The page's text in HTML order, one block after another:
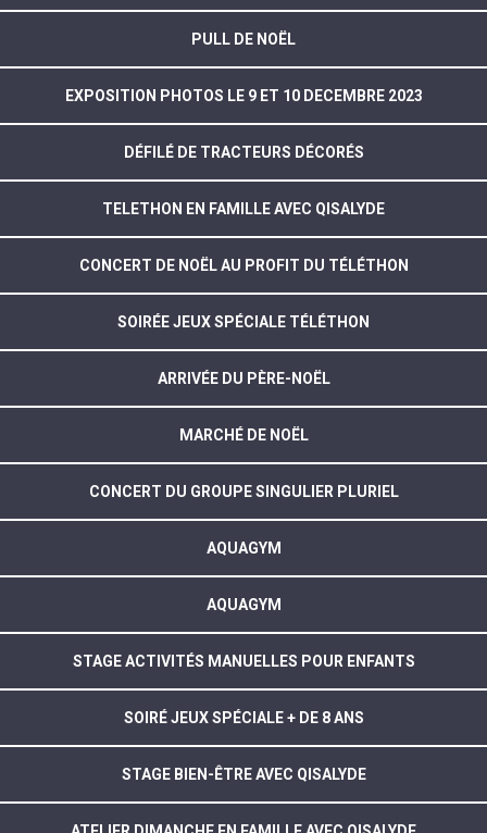
PULL DE NOËL
EXPOSITION PHOTOS LE 9 ET 10 DECEMBRE 2023
DÉFILÉ DE TRACTEURS DÉCORÉS
TELETHON EN FAMILLE AVEC QISALYDE
CONCERT DE NOËL AU PROFIT DU TÉLÉTHON
SOIRÉE JEUX SPÉCIALE TÉLÉTHON
ARRIVÉE DU PÈRE-NOËL
MARCHÉ DE NOËL
CONCERT DU GROUPE SINGULIER PLURIEL
AQUAGYM
AQUAGYM
STAGE ACTIVITÉS MANUELLES POUR ENFANTS
SOIRÉ JEUX SPÉCIALE + DE 8 ANS
STAGE BIEN-ÊTRE AVEC QISALYDE